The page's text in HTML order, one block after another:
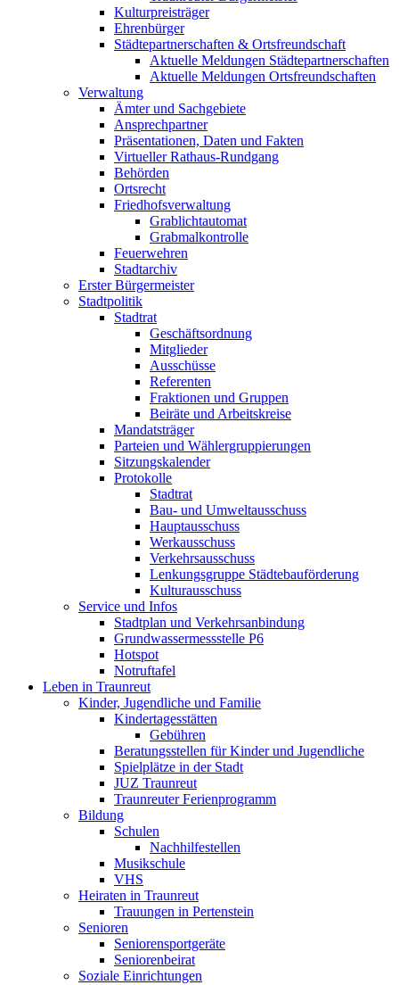
Kulturpreisträger
Ehrenbürger
Städtepartnerschaften & Ortsfreundschaft
Aktuelle Meldungen Städtepartnerschaften
Aktuelle Meldungen Ortsfreundschaften
Verwaltung
Ämter und Sachgebiete
Ansprechpartner
Präsentationen, Daten und Fakten
Virtueller Rathaus-Rundgang
Behörden
Ortsrecht
Friedhofsverwaltung
Grablichtautomat
Grabmalkontrolle
Feuerwehren
Stadtarchiv
Erster Bürgermeister
Stadtpolitik
Stadtrat
Geschäftsordnung
Mitglieder
Ausschüsse
Referenten
Fraktionen und Gruppen
Beiräte und Arbeitskreise
Mandatsträger
Parteien und Wählergruppierungen
Sitzungskalender
Protokolle
Stadtrat
Bau- und Umweltausschuss
Hauptausschuss
Werkausschuss
Verkehrsausschuss
Lenkungsgruppe Städtebauförderung
Kulturausschuss
Service und Infos
Stadtplan und Verkehrsanbindung
Grundwassermessstelle P6
Hotspot
Notruftafel
Leben in Traunreut
Kinder, Jugendliche und Familie
Kindertagesstätten
Gebühren
Beratungsstellen für Kinder und Jugendliche
Spielplätze in der Stadt
JUZ Traunreut
Traunreuter Ferienprogramm
Bildung
Schulen
Nachhilfestellen
Musikschule
VHS
Heiraten in Traunreut
Trauungen in Pertenstein
Senioren
Seniorensportgeräte
Seniorenbeirat
Soziale Einrichtungen